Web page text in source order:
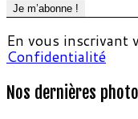
En vous inscrivant
Confidentialité
Nos dernières